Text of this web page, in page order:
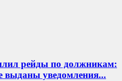
рейды по должникам:
выданы уведомления...